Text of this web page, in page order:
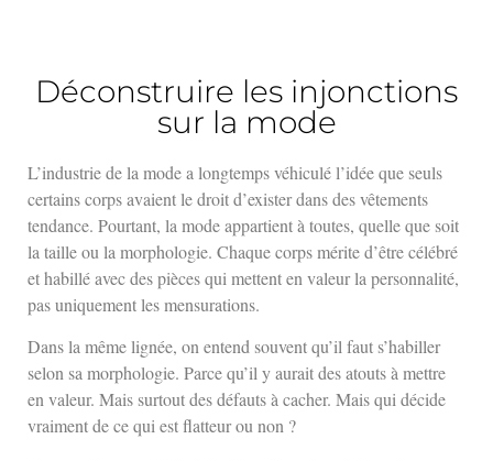
Déconstruire les injonctions
sur la mode
L’industrie de la mode a longtemps véhiculé l’idée que seuls
certains corps avaient le droit d’exister dans des vêtements
tendance. Pourtant, la mode appartient à toutes, quelle que soit
la taille ou la morphologie. Chaque corps mérite d’être célébré
et habillé avec des pièces qui mettent en valeur la personnalité,
pas uniquement les mensurations.
Dans la même lignée, on entend souvent qu’il faut s’habiller
selon sa morphologie. Parce qu’il y aurait des atouts à mettre
en valeur. Mais surtout des défauts à cacher. Mais qui décide
vraiment de ce qui est flatteur ou non ?